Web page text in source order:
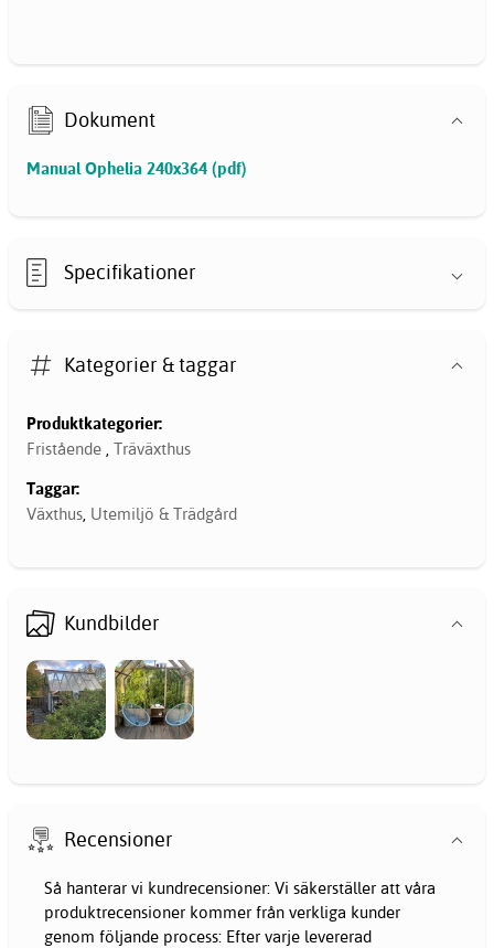
Dokument
Manual Ophelia 240x364 (pdf)
Specifikationer
Kategorier & taggar
Produktkategorier:
Fristående , Träväxthus
Taggar:
Växthus, Utemiljö & Trädgård
Kundbilder
Recensioner
Så hanterar vi kundrecensioner: Vi säkerställer att våra
produktrecensioner kommer från verkliga kunder
genom följande process: Efter varje levererad